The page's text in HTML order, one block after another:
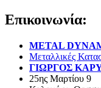
Επικοινωνία:
METAL
Μεταλλικές
ΓΙΩΡΓΟΣ
25ης Μαρτίου 9